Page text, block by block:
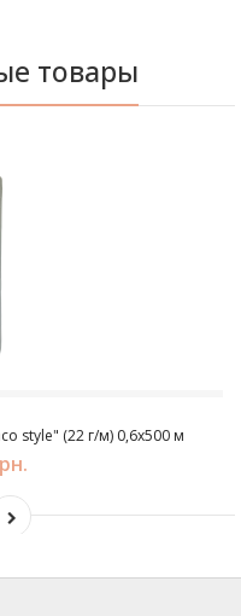
товары
style" (22 г/м) 0,6х500 м